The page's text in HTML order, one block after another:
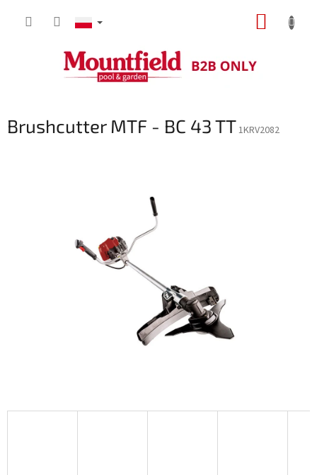
Brushcutter MTF - BC 43 TT1KRV2082